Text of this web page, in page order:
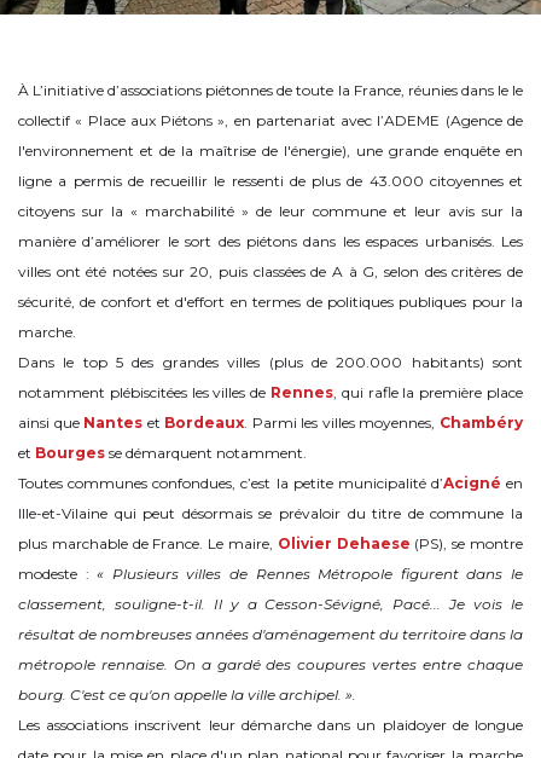
À L’initiative d’associations piétonnes de toute la France, réunies dans le le
collectif « Place aux Piétons », en partenariat avec l’ADEME (Agence de
l'environnement et de la maîtrise de l'énergie), une grande enquête en
ligne a permis de recueillir le ressenti de plus de 43.000 citoyennes et
citoyens sur la « marchabilité » de leur commune et leur avis sur la
manière d’améliorer le sort des piétons dans les espaces urbanisés. Les
villes ont été notées sur 20, puis classées de A à G, selon des critères de
sécurité, de confort et d'effort en termes de politiques publiques pour la
marche.
Dans le top 5 des grandes villes (plus de 200.000 habitants) sont
notamment plébiscitées les villes de Rennes, qui rafle la première place
ainsi que Nantes et Bordeaux. Parmi les villes moyennes, Chambéry
et Bourges se démarquent notamment.
Toutes communes confondues, c’est la petite municipalité d’Acigné en
Ille-et-Vilaine qui peut désormais se prévaloir du titre de commune la
plus marchable de France. Le maire, Olivier Dehaese (PS), se montre
modeste :« Plusieurs villes de Rennes Métropole figurent dans le
classement, souligne-t-il. Il y a Cesson-Sévigné, Pacé... Je vois le
résultat de nombreuses années d'aménagement du territoire dans la
métropole rennaise. On a gardé des coupures vertes entre chaque
bourg. C'est ce qu'on appelle la ville archipel. ».
Les associations inscrivent leur démarche dans un plaidoyer de longue